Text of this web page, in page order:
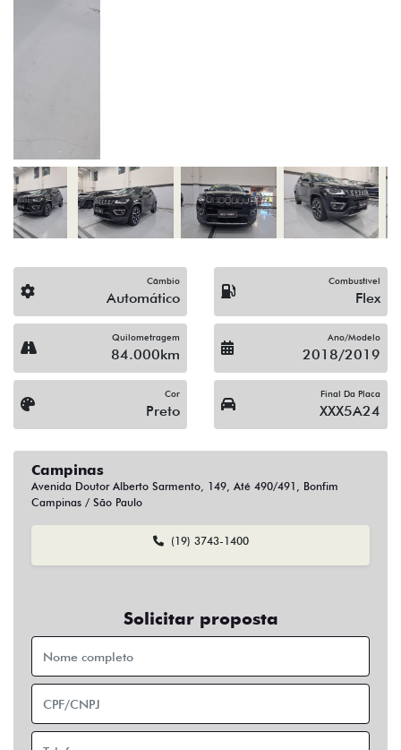
Preto
Final Da Placa
XXX5A24
Avenida Doutor Alberto Sarmento, 149, Até 490/491, Bonfim
Campinas / São Paulo
(19) 3743-1400
Solicitar proposta
Alguma dúvida ou sugestão? Escreva aqui.
Financiamento?
Sim Não